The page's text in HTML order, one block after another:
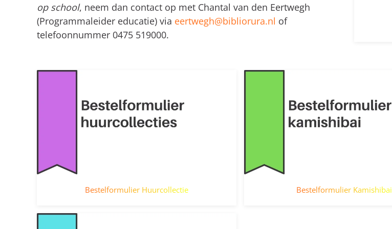
op school, neem dan contact op met Chantal van den Eertwegh
(Programmaleider educatie) via eertwegh@bibliorura.nl of
telefoonnummer 0475 519000.
Bestelformulier Huurcollectie Bestelformulier Kamishibai